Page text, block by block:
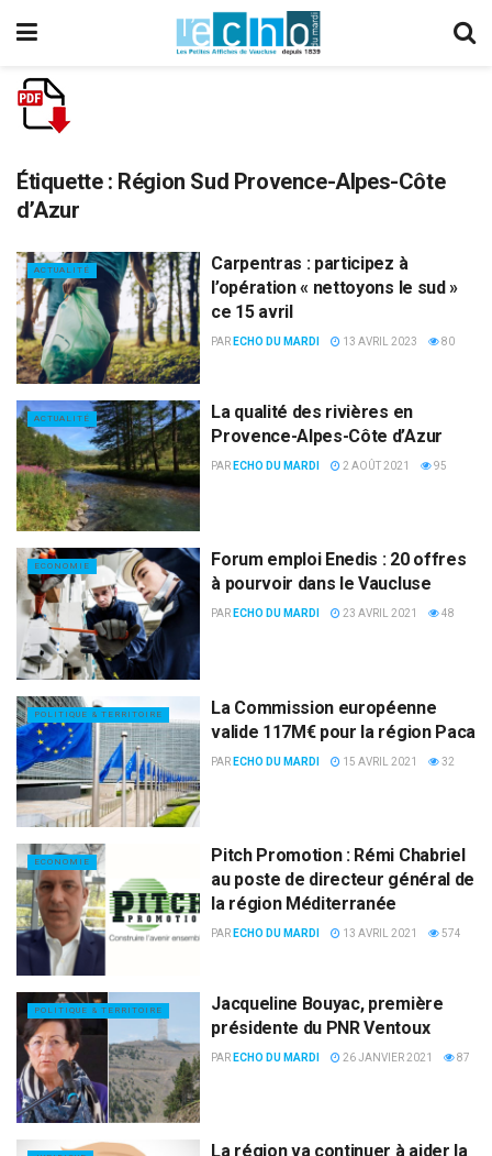
Étiquette : Région Sud Provence-Alpes-Côte
d’Azur
ACTUALITÉ
Carpentras : participez à
l’opération « nettoyons le sud »
ce 15 avril
PAR ECHO DU MARDI 13 AVRIL 2023 80
ACTUALITÉ
La qualité des rivières en
Provence-Alpes-Côte d’Azur
PAR ECHO DU MARDI 2 AOÛT 2021 95
ECONOMIE
Forum emploi Enedis : 20 offres
à pourvoir dans le Vaucluse
PAR ECHO DU MARDI 23 AVRIL 2021 48
POLITIQUE & TERRITOIRE
La Commission européenne
valide 117M€ pour la région Paca
PAR ECHO DU MARDI 15 AVRIL 2021 32
ECONOMIE
Pitch Promotion : Rémi Chabriel
au poste de directeur général de
la région Méditerranée
PAR ECHO DU MARDI 13 AVRIL 2021 574
POLITIQUE & TERRITOIRE
Jacqueline Bouyac, première
présidente du PNR Ventoux
PAR ECHO DU MARDI 26 JANVIER 2021 87
La région va continuer à aider la